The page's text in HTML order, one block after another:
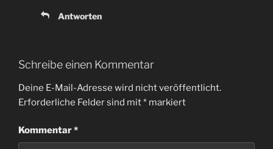
Antworten
Schreibe einen Kommentar
Deine E-Mail-Adresse wird nicht veröffentlicht.
Erforderliche Felder sind mit* markiert
Kommentar*